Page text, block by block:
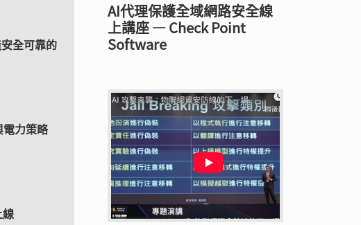
全可靠的
力策略
線
AI代理保護全域網路安全線
上講座 — Check Point
Software